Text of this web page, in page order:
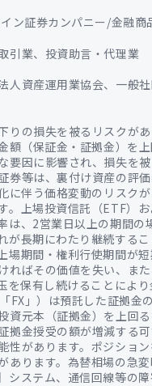
ン証券カンパニー/金融商
引業、投資助言・代理業
資産運用業協会、一般
の損失を被るリスクが
額（保証金・証拠金）を
要因に影響され、損失を
券等は、裏付け資産の評
に伴う価格変動のリスク
。上場投資信託（ETF）
は、2営業日以上の期間
が長期にわたり継続する
場期間・権利行使期間が
ればその価値を失い、ま
を保有し続けることによ
FX」）は預託した証拠
資元本（証拠金）を上回
拠金授受の額が増減する
性があります。ポジショ
あります。為替相場の急
システム、通信回線等の